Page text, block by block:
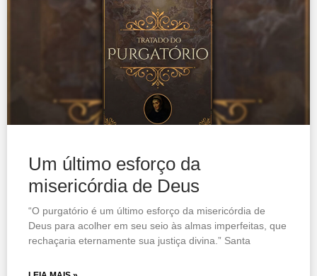
Um último esforço da
misericórdia de Deus
“O purgatório é um último esforço da misericórdia de
Deus para acolher em seu seio às almas imperfeitas, que
rechaçaria eternamente sua justiça divina.” Santa